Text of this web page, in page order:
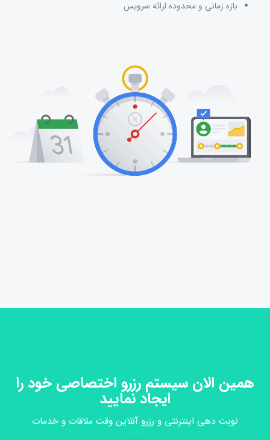
بازه زمانی و محدوده ارائه سرویس
همین الان سیستم رزرو اختصاصی خود را
ایجاد نمایید
نوبت دهی اینترنتی و رزرو آنلاین وقت ملاقات و خدمات